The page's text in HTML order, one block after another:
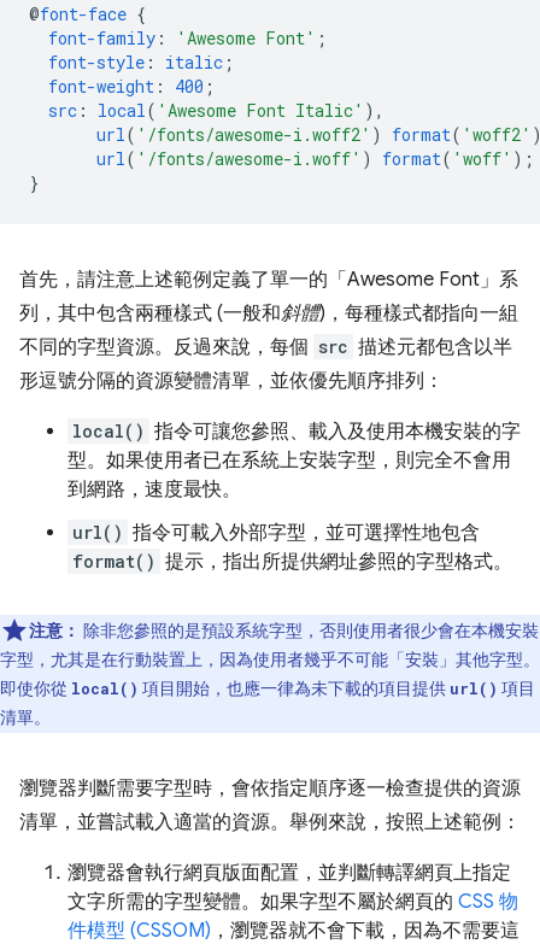
@font-face {
font-family : 'Awesome Font' ;
font-style : italic ;
font-weight : 400 ;
src : local ( 'Awesome Font Italic' ),
url ( '/fonts/awesome-i.woff2' ) format( 'woff2'
url ( '/fonts/awesome-i.woff' ) format( 'woff' );
}
首先，請注意上述範例定義了單一的「Awesome Font」 系
列，其中包含兩種樣式 (一般和斜體)，每種樣式都指向一組
不同的字型資源。反過來說，每個 src 描述元都包含以半
形逗號分隔的資源變體清單，並依優先順序排列：
local() 指令可讓您參照、載入及使用本機安裝的字
型。如果使用者已在系統上安裝字型，則完全不會用
到網路，速度最快。
url() 指令可載入外部字型，並可選擇性地包含
format() 提示，指出所提供網址參照的字型格式。
注意： 除非您參照的是預設系統字型，否則使用者很少會在本機安裝
字型，尤其是在行動裝置上，因為使用者幾乎不可能「安裝」其他字型。
即使你從 local() 項目開始，也應一律為未下載的項目提供 url() 項目
清單。
瀏覽器判斷需要字型時，會依指定順序逐一檢查提供的資源
清單，並嘗試載入適當的資源。舉例來說，按照上述範例：
瀏覽器會執行網頁版面配置，並判斷轉譯網頁上指定
文字所需的字型變體。如果字型不屬於網頁的 CSS 物
件模型 (CSSOM) ，瀏覽器就不會下載，因為不需要這